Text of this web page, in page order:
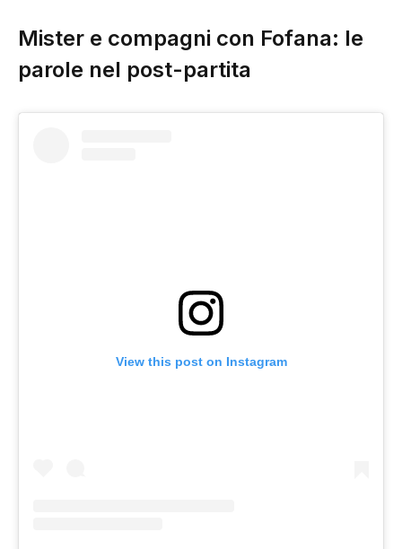
Mister e compagni con Fofana: le
parole nel post-partita
View this post on Instagram